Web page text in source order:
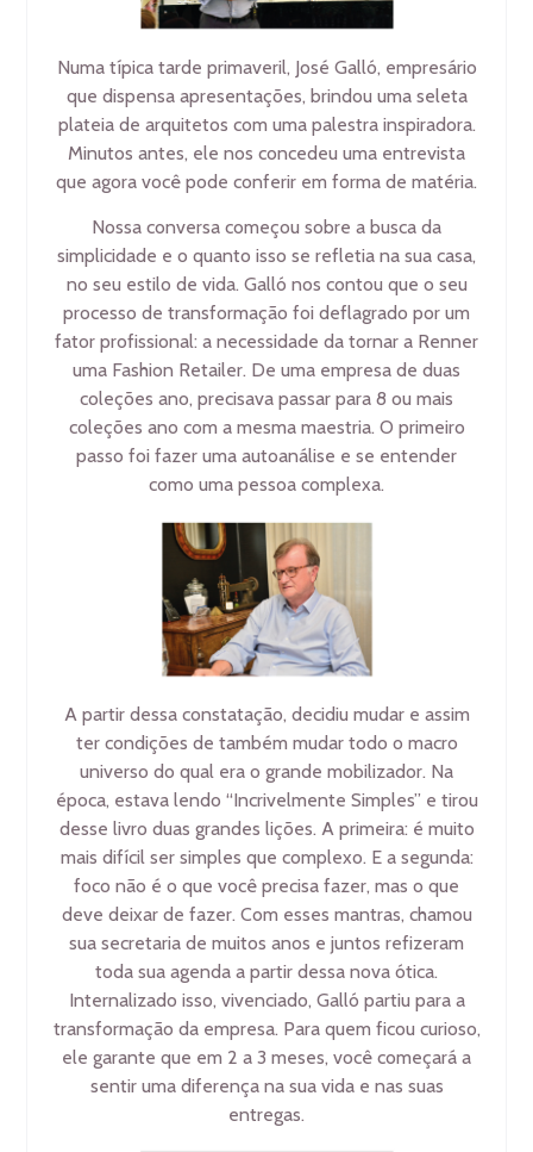
Numa típica tarde primaveril, José Galló, empresário
que dispensa apresentações, brindou uma seleta
plateia de arquitetos com uma palestra inspiradora.
Minutos antes, ele nos concedeu uma entrevista
que agora você pode conferir em forma de matéria.
Nossa conversa começou sobre a busca da
simplicidade e o quanto isso se refletia na sua casa,
no seu estilo de vida. Galló nos contou que o seu
processo de transformação foi deflagrado por um
fator profissional: a necessidade da tornar a Renner
uma Fashion Retailer. De uma empresa de duas
coleções ano, precisava passar para 8 ou mais
coleções ano com a mesma maestria. O primeiro
passo foi fazer uma autoanálise e se entender
como uma pessoa complexa.
A partir dessa constatação, decidiu mudar e assim
ter condições de também mudar todo o macro
universo do qual era o grande mobilizador. Na
época, estava lendo “Incrivelmente Simples” e tirou
desse livro duas grandes lições. A primeira: é muito
mais difícil ser simples que complexo. E a segunda:
foco não é o que você precisa fazer, mas o que
deve deixar de fazer. Com esses mantras, chamou
sua secretaria de muitos anos e juntos refizeram
toda sua agenda a partir dessa nova ótica.
Internalizado isso, vivenciado, Galló partiu para a
transformação da empresa. Para quem ficou curioso,
ele garante que em 2 a 3 meses, você começará a
sentir uma diferença na sua vida e nas suas
entregas.